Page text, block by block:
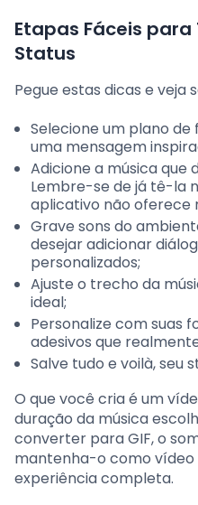
Etapas Fáceis
Status
Pegue estas dicas e veja
Selecione um plano
uma mensagem
Adicione a música que
Lembre-se de já tê-la
aplicativo não oferece
Grave sons do
desejar adicionar
personalizados;
Ajuste o trecho da
ideal;
Personalize com suas
adesivos que
Salve tudo e voilà, seu
O que você cria é um
duração da música
converter para GIF, o
mantenha-o como
experiência completa.